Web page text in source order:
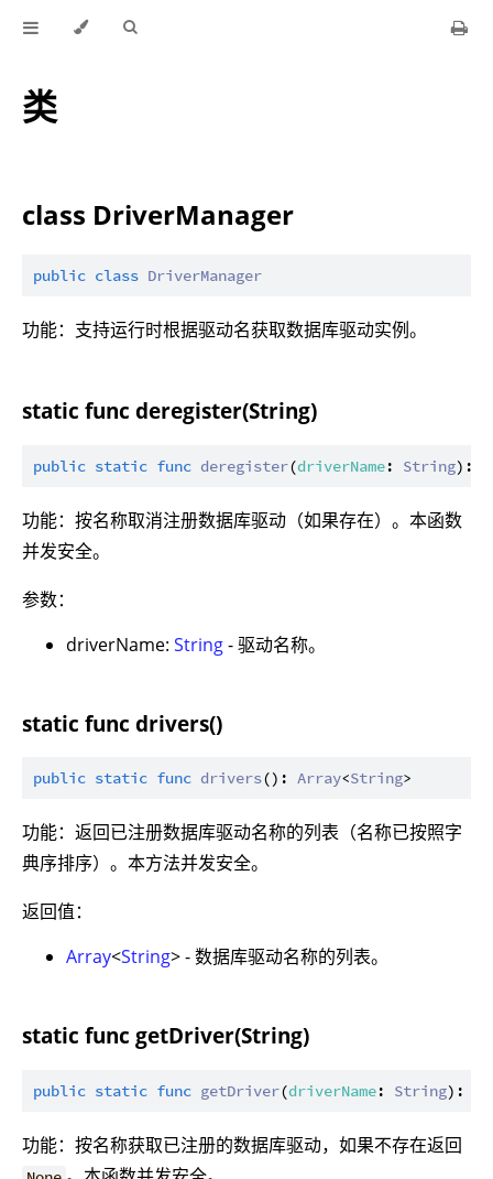
类
class DriverManager
public class DriverManager
功能：支持运行时根据驱动名获取数据库驱动实例。
static func deregister(String)
public static func deregister(driverName: String):
功能：按名称取消注册数据库驱动（如果存在）。本函数
并发安全。
参数：
driverName: String- 驱动名称。
static func drivers()
public static func drivers(): Array<String
功能：返回已注册数据库驱动名称的列表（名称已按照字
典序排序）。本方法并发安全。
返回值：
Array<String> - 数据库驱动名称的列表。
static func getDriver(String)
public static func getDriver(driverName: String):
功能：按名称获取已注册的数据库驱动，如果不存在返回